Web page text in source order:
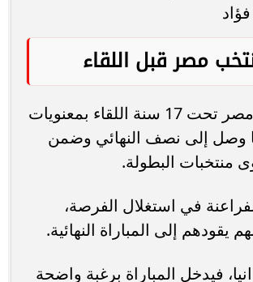
مصر قبل اللقاء
يدخل منتخب مصر تحت 17 سنة اللقاء بمعنويات
وصل إلى نصف النهائي وضمن
منتخبات البطولة.
في استغلال الفرصة،
يقودهم إلى المباراة النهائية.
فيدخل المباراة برغبة واضحة